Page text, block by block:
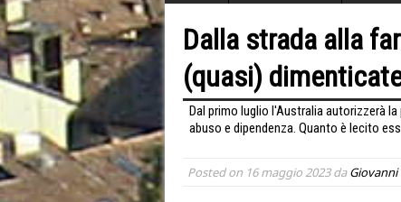
Dalla strada alla
(quasi)
Dal primo luglio l'Australia autorizzerà
abuso e dipendenza. Quanto è lecito
Posted on 16 maggio 2023daGiovanni